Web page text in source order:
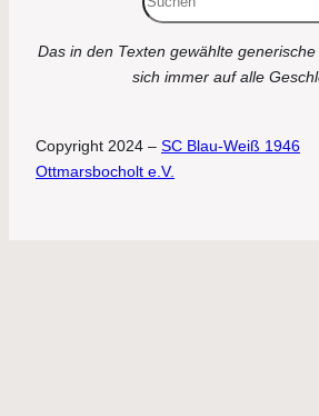
Das in den Texten gewählte
sich immer auf alle
Copyright 2024 – SC Blau-Weiß 1946
Ottmarsbocholt e.V.